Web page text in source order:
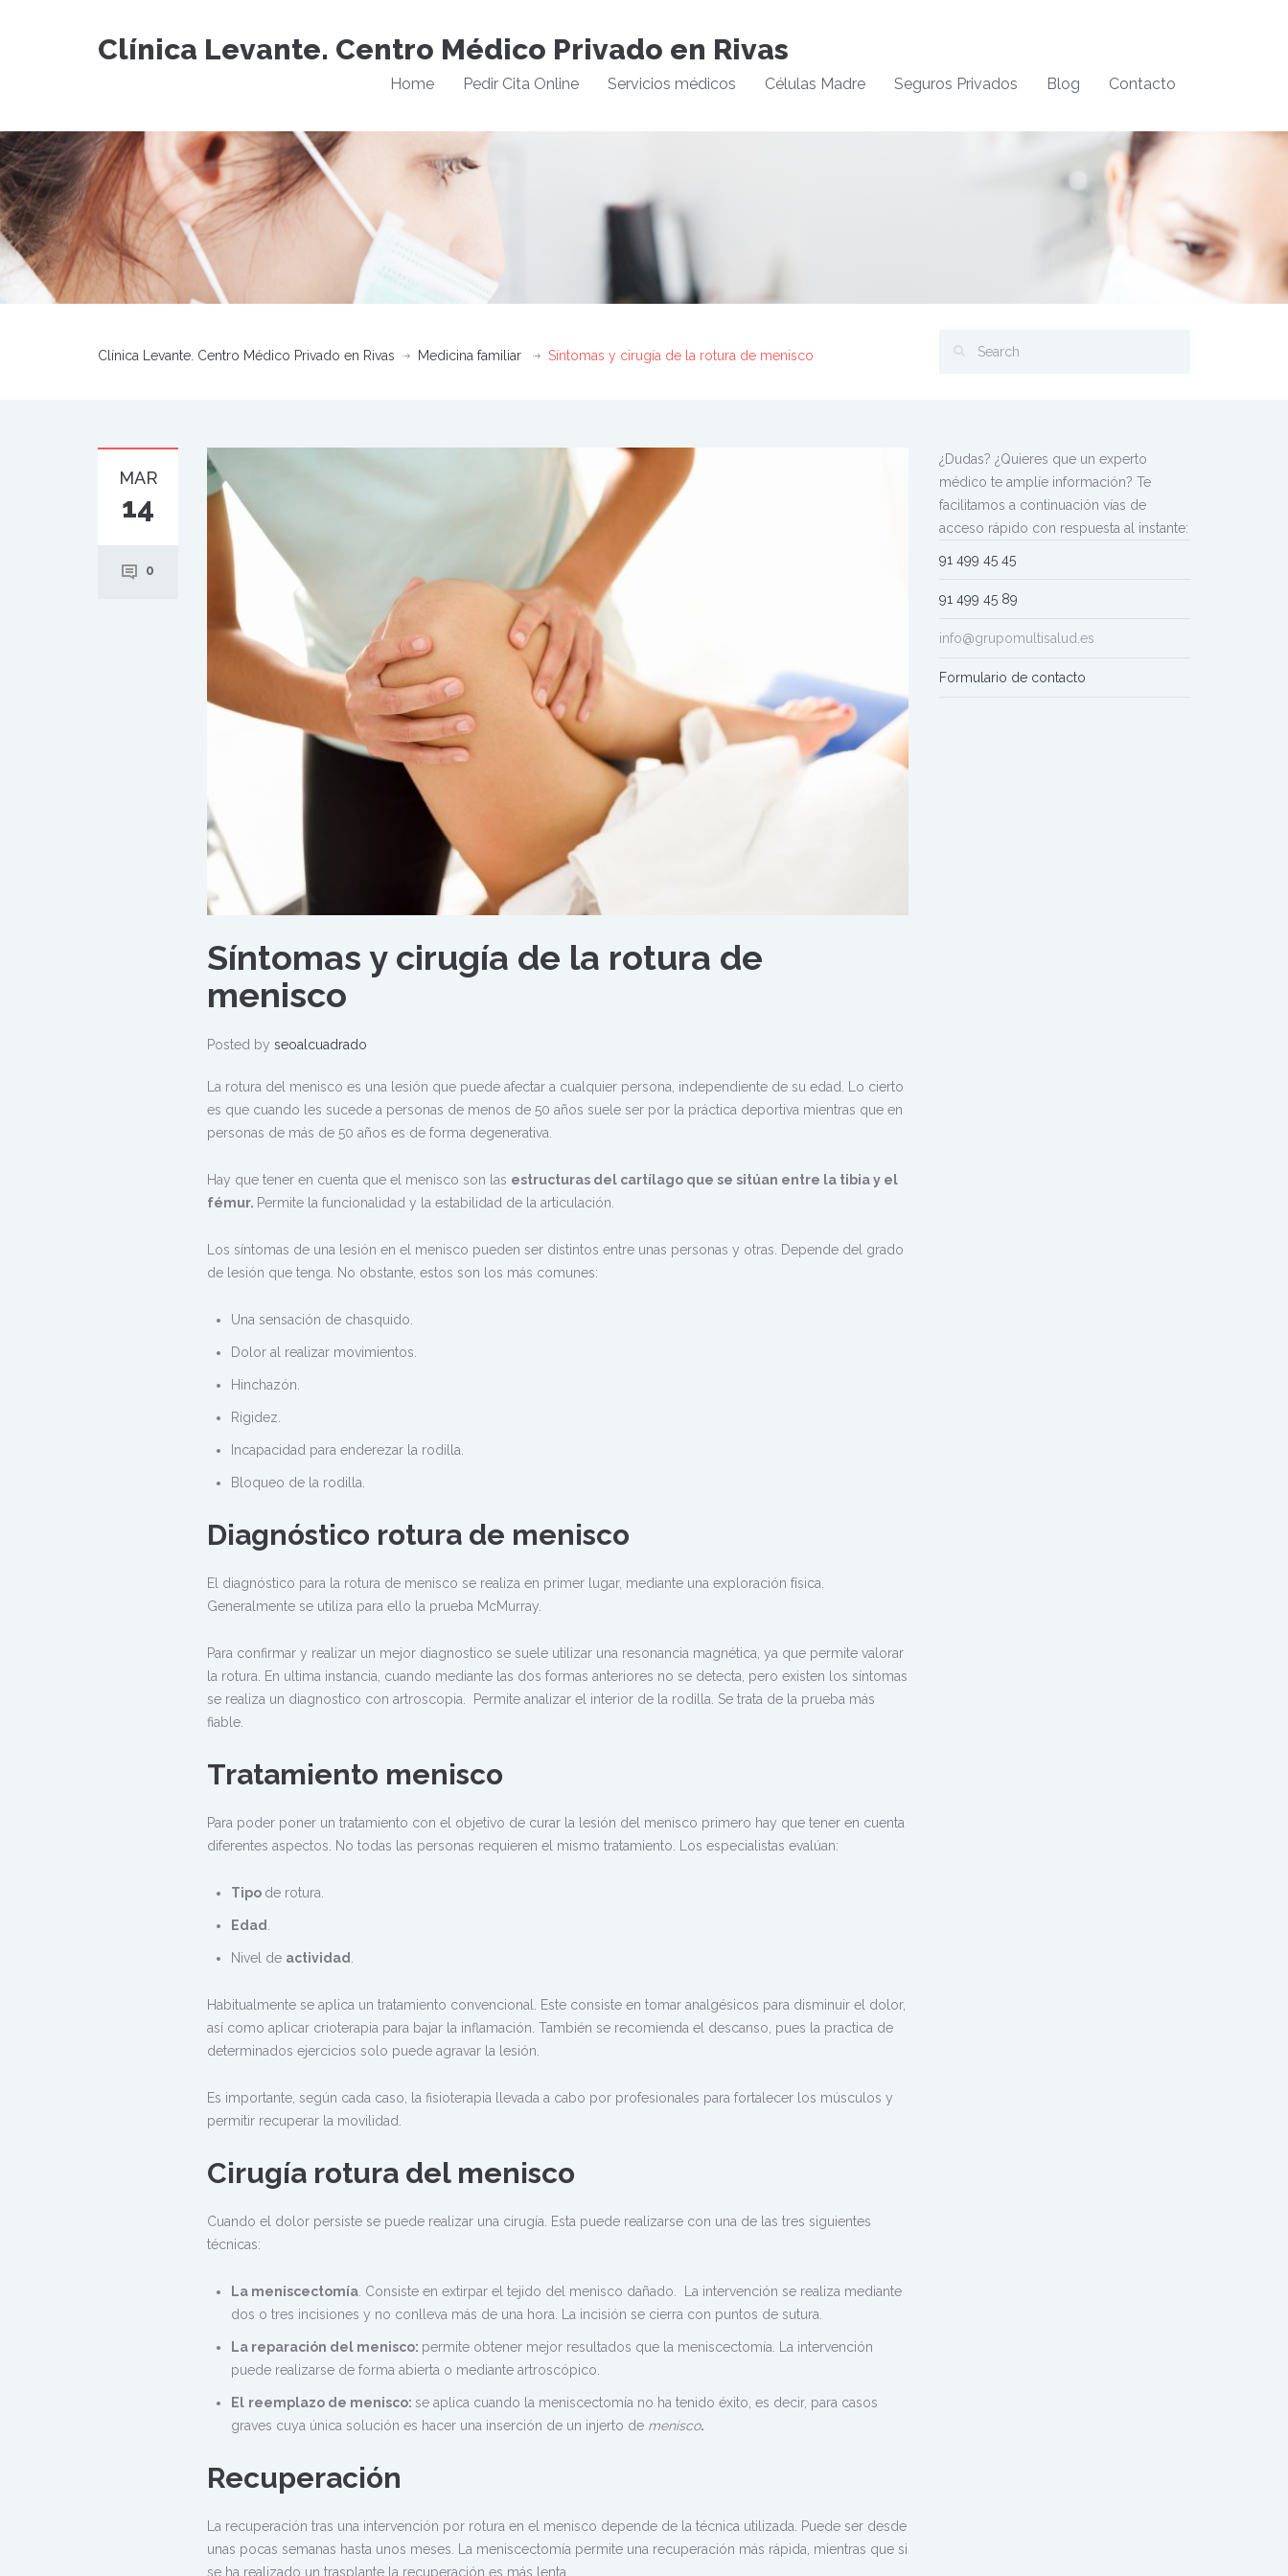
Clínica Levante. Centro Médico Privado en Rivas
Home Pedir Cita Online Servicios médicos Células Madre Seguros Privados Blog Contacto
Clínica Levante. Centro Médico Privado en Rivas Medicina familiar Síntomas y cirugía de la rotura de menisco
MAR
14
0
Síntomas y cirugía de la rotura de
menisco
Posted by seoalcuadrado
La rotura del menisco es una lesión que puede afectar a cualquier persona, independiente de su edad. Lo cierto
es que cuando les sucede a personas de menos de 50 años suele ser por la práctica deportiva mientras que en
personas de más de 50 años es de forma degenerativa.
Hay que tener en cuenta que el menisco son las estructuras del cartílago que se sitúan entre la tibia y el
fémur. Permite la funcionalidad y la estabilidad de la articulación.
Los síntomas de una lesión en el menisco pueden ser distintos entre unas personas y otras. Depende del grado
de lesión que tenga. No obstante, estos son los más comunes:
Una sensación de chasquido.
Dolor al realizar movimientos.
Hinchazón.
Rigidez.
Incapacidad para enderezar la rodilla.
Bloqueo de la rodilla.
Diagnóstico rotura de menisco
El diagnóstico para la rotura de menisco se realiza en primer lugar, mediante una exploración física.
Generalmente se utiliza para ello la prueba McMurray.
Para confirmar y realizar un mejor diagnostico se suele utilizar una resonancia magnética, ya que permite valorar
la rotura. En ultima instancia, cuando mediante las dos formas anteriores no se detecta, pero existen los síntomas
se realiza un diagnostico con artroscopia. Permite analizar el interior de la rodilla. Se trata de la prueba más
fiable.
Tratamiento menisco
Para poder poner un tratamiento con el objetivo de curar la lesión del menisco primero hay que tener en cuenta
diferentes aspectos. No todas las personas requieren el mismo tratamiento. Los especialistas evalúan:
Tipo de rotura.
Edad
Nivel de actividad
Habitualmente se aplica un tratamiento convencional. Este consiste en tomar analgésicos para disminuir el dolor,
así como aplicar crioterapia para bajar la inflamación. También se recomienda el descanso, pues la practica de
determinados ejercicios solo puede agravar la lesión.
Es importante, según cada caso, la fisioterapia llevada a cabo por profesionales para fortalecer los músculos y
permitir recuperar la movilidad.
Cirugía rotura del menisco
Cuando el dolor persiste se puede realizar una cirugía. Esta puede realizarse con una de las tres siguientes
técnicas:
La meniscectomía . Consiste en extirpar el tejido del menisco dañado. La intervención se realiza mediante
dos o tres incisiones y no conlleva más de una hora. La incisión se cierra con puntos de sutura.
La reparación del menisco: permite obtener mejor resultados que la meniscectomía. La intervención
puede realizarse de forma abierta o mediante artroscópico.
El reemplazo de menisco: se aplica cuando la meniscectomía no ha tenido éxito, es decir, para casos
graves cuya única solución es hacer una inserción de un injerto de menisco.
Recuperación
La recuperación tras una intervención por rotura en el menisco depende de la técnica utilizada. Puede ser desde
unas pocas semanas hasta unos meses. La meniscectomía permite una recuperación más rápida, mientras que si
se ha realizado un trasplante la recuperación es más lenta.
¿Dudas? ¿Quieres que un experto
médico te amplíe información? Te
facilitamos a continuación vías de
acceso rápido con respuesta al instante:
91 499 45 45
91 499 45 89
info@grupomultisalud.es
Formulario de contacto